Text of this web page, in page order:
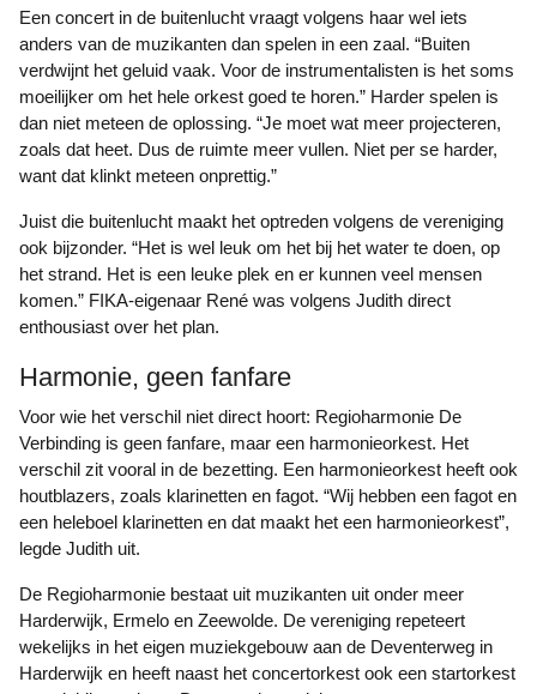
Een concert in de buitenlucht vraagt volgens haar wel iets
anders van de muzikanten dan spelen in een zaal. “Buiten
verdwijnt het geluid vaak. Voor de instrumentalisten is het soms
moeilijker om het hele orkest goed te horen.” Harder spelen is
dan niet meteen de oplossing. “Je moet wat meer projecteren,
zoals dat heet. Dus de ruimte meer vullen. Niet per se harder,
want dat klinkt meteen onprettig.”
Juist die buitenlucht maakt het optreden volgens de vereniging
ook bijzonder. “Het is wel leuk om het bij het water te doen, op
het strand. Het is een leuke plek en er kunnen veel mensen
komen.” FIKA-eigenaar René was volgens Judith direct
enthousiast over het plan.
Harmonie, geen fanfare
Voor wie het verschil niet direct hoort: Regioharmonie De
Verbinding is geen fanfare, maar een harmonieorkest. Het
verschil zit vooral in de bezetting. Een harmonieorkest heeft ook
houtblazers, zoals klarinetten en fagot. “Wij hebben een fagot en
een heleboel klarinetten en dat maakt het een harmonieorkest”,
legde Judith uit.
De Regioharmonie bestaat uit muzikanten uit onder meer
Harderwijk, Ermelo en Zeewolde. De vereniging repeteert
wekelijks in het eigen muziekgebouw aan de Deventerweg in
Harderwijk en heeft naast het concertorkest ook een startorkest